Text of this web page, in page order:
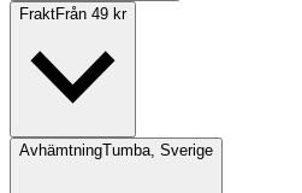
FraktFrån 49 kr
AvhämtningTumba, Sverige